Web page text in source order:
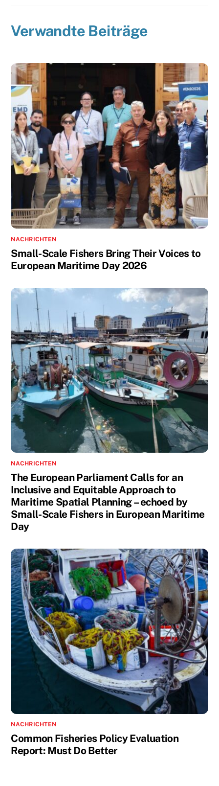
Verwandte Beiträge
NACHRICHTEN
Small-Scale Fishers Bring Their Voices to
European Maritime Day 2026
NACHRICHTEN
The European Parliament Calls for an
Inclusive and Equitable Approach to
Maritime Spatial Planning – echoed by
Small-Scale Fishers in European Maritime
Day
NACHRICHTEN
Common Fisheries Policy Evaluation
Report: Must Do Better